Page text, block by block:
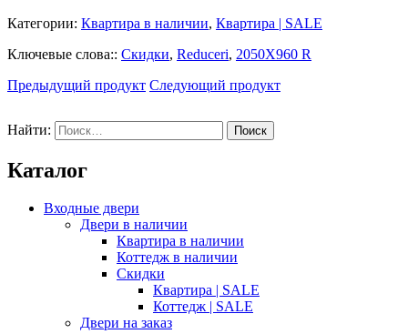
Категории: Квартира в наличии, Квартира | SALE
Ключевые слова:: Скидки, Reduceri, 2050Х960 R
Предыдущий продукт Следующий продукт
Найти:
Каталог
Входные двери
Двери в наличии
Квартира в наличии
Коттедж в наличии
Скидки
Квартира | SALE
Коттедж | SALE
Двери на заказ